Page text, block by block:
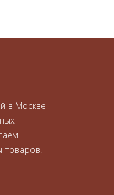
в Москве
товаров.